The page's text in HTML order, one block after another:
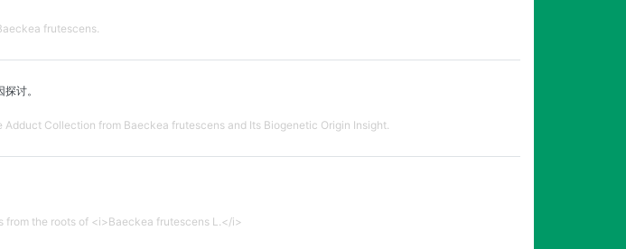
frutescens.
讨。
Collection from Baeckea frutescens and Its Biogenetic Origin Insight.
the roots of <i>Baeckea frutescens L.</i>